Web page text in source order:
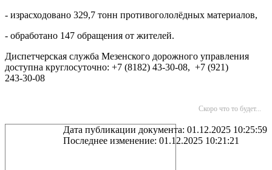
- израсходовано 329,7 тонн противогололёдных материалов,
- обработано 147 обращения от жителей.
Диспетчерская служба Мезенского дорожного управления
доступна круглосуточно: +7 (8182) 43‑30‑08, +7 (921)
243‑30‑08
Скоро что то будет...
Дата публикации документа: 01.12.2025 10:25:59
Последнее изменение: 01.12.2025 10:21:21